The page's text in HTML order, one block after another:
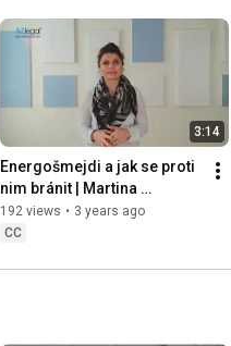
3:14
Energošmejdi a jak se proti
nim bránit | Martina
Bolčáková |
192 views • 3 years ago
CC